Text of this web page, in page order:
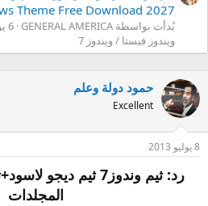
Theme Free Download 2027
بُدأت بواسطة GENERAL AMERICA 6 يوليو 2013
ويندوز فيستا / ويندوز 7
حمود دولة وعلم
Excellent
8 يوليو 2013
رد: ثيم وندوز7 ثيم
المجلدات